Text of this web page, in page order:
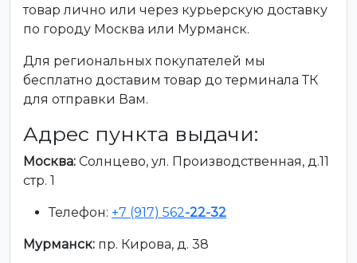
товар лично или через курьерскую доставку
по городу Москва или Мурманск.
Для региональных покупателей мы
бесплатно доставим товар до терминала ТК
для отправки Вам.
Адрес пункта выдачи:
Москва: Солнцево, ул. Производственная, д.11
стр. 1
Телефон: +7 (917) 562-22-32
Мурманск: пр. Кирова, д. 38